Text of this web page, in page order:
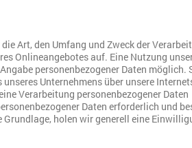
Art, den Umfang und Zweck der
Onlineangebotes auf. Eine Nutzung
personenbezogener Daten möglich.
Unternehmens über unsere
Verarbeitung personenbezogener Daten
Daten erforderlich und
holen wir generell eine